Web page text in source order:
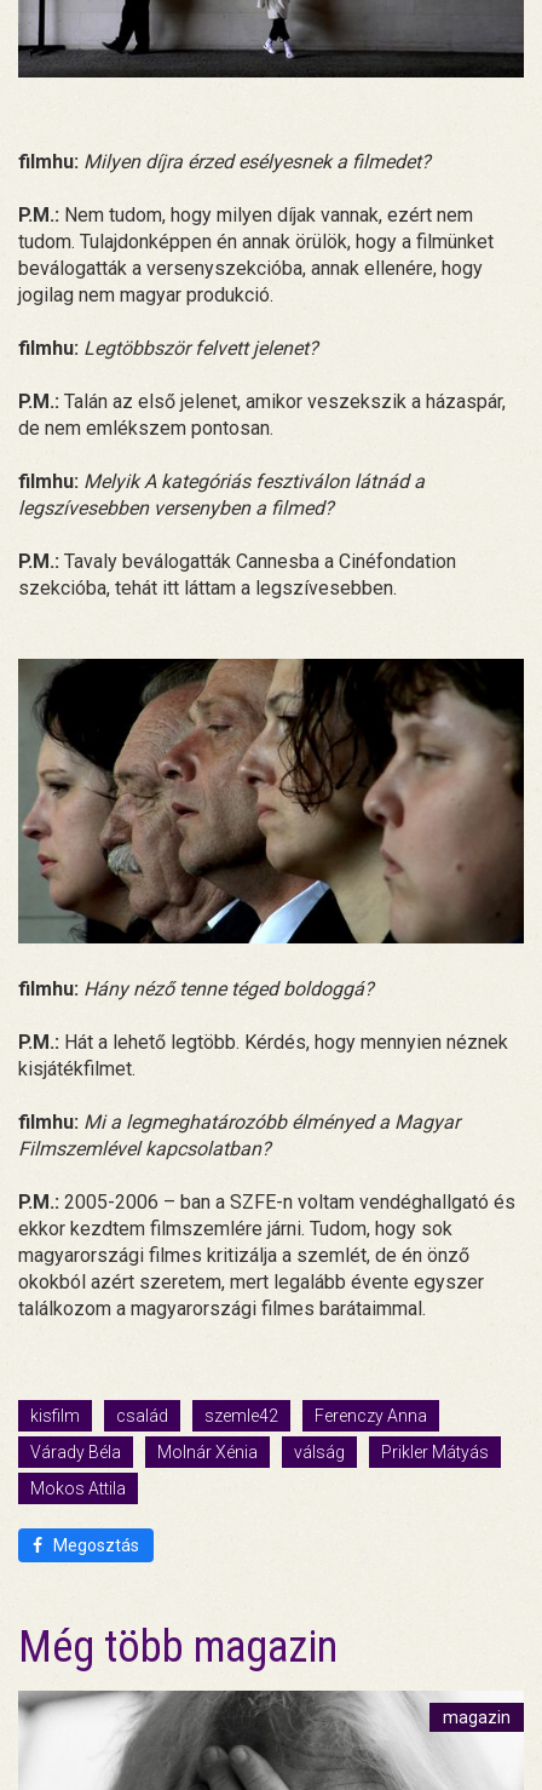
filmhu: Milyen díjra érzed esélyesnek a filmedet?
P.M.: Nem tudom, hogy milyen díjak vannak, ezért nem
tudom. Tulajdonképpen én annak örülök, hogy a filmünket
beválogatták a versenyszekcióba, annak ellenére, hogy
jogilag nem magyar produkció.
filmhu: Legtöbbször felvett jelenet?
P.M.: Talán az első jelenet, amikor veszekszik a házaspár,
de nem emlékszem pontosan.
filmhu: Melyik A kategóriás fesztiválon látnád a
legszívesebben versenyben a filmed?
P.M.: Tavaly beválogatták Cannesba a Cinéfondation
szekcióba, tehát itt láttam a legszívesebben.
filmhu: Hány néző tenne téged boldoggá?
P.M.: Hát a lehető legtöbb. Kérdés, hogy mennyien néznek
kisjátékfilmet.
filmhu: Mi a legmeghatározóbb élményed a Magyar
Filmszemlével kapcsolatban?
P.M.: 2005-2006 – ban a SZFE-n voltam vendéghallgató és
ekkor kezdtem filmszemlére járni. Tudom, hogy sok
magyarországi filmes kritizálja a szemlét, de én önző
okokból azért szeretem, mert legalább évente egyszer
találkozom a magyarországi filmes barátaimmal.
kisfilm család szemle42
Ferenczy Anna
Várady Béla
Molnár Xénia válság
Prikler Mátyás
Mokos Attila
Megosztás
Még több magazin
magazin